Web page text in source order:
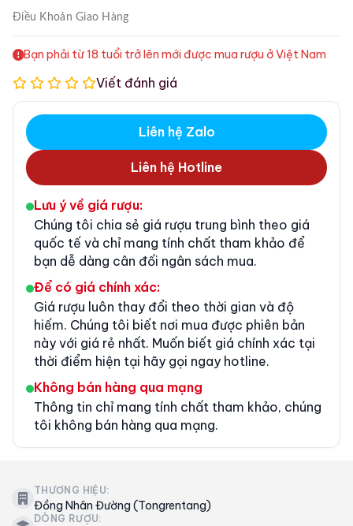
Điều KhoảnGiao Hàng
Bạn phải từ 18 tuổi trở lên mới được mua rượu ở Việt Nam
Viết đánh giá
Liên hệ Zalo
Liên hệ Hotline
Lưu ý về giá rượu:
Chúng tôi chia sẻ giá rượu trung bình theo giá
quốc tế và chỉ mang tính chất tham khảo để
bạn dễ dàng cân đối ngân sách mua.
Để có giá chính xác:
Giá rượu luôn thay đổi theo thời gian và độ
hiếm. Chúng tôi biết nơi mua được phiên bản
này với giá rẻ nhất. Muốn biết giá chính xác tại
thời điểm hiện tại hãy gọi ngay hotline.
Không bán hàng qua mạng
Thông tin chỉ mang tính chất tham khảo, chúng
tôi không bán hàng qua mạng.
THƯƠNG HIỆU:
Đồng Nhân Đường (Tongrentang)
DÒNG RƯỢU: